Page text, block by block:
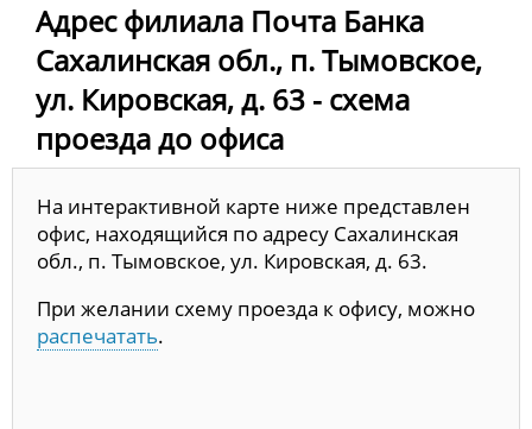
Адрес филиала Почта Банка
Сахалинская обл., п. Тымовское,
ул. Кировская, д. 63 - схема
проезда до офиса
На интерактивной карте ниже представлен
офис, находящийся по адресу Сахалинская
обл., п. Тымовское, ул. Кировская, д. 63.
При желании схему проезда к офису, можно
распечатать.